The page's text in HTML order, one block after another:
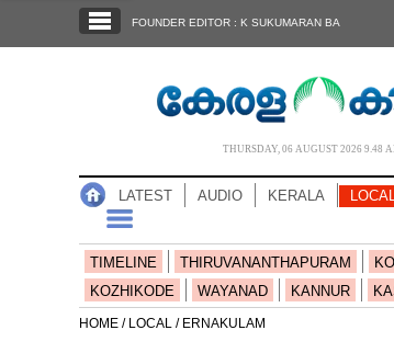
NOTIFIED NEWS
FOUNDER EDITOR : K SUKUMARAN BA
THURSDAY, 06 AUGUST 2026 9.48
LATEST AUDIO KERALA
TIMELINE THIRUVANANTHAPURAM
KOZHIKODE
WAYANAD KANNUR
HOME / LOCAL / ERNAKULAM